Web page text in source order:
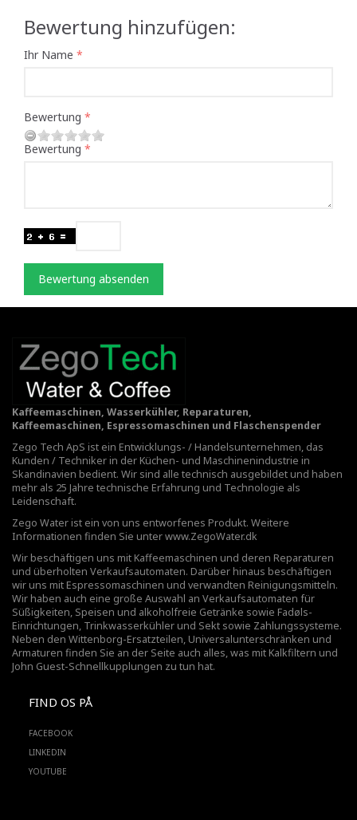
Bewertung hinzufügen:
Ihr Name
Bewertung
Bewertung
Bewertung absenden
Kaffeemaschinen, Wasserkühler, Reparaturen,
Kaffeemaschinen, Espressomaschinen und Flaschenspender
Zego Tech ApS ist ein Entwicklungs- / Handelsunternehmen, das
Kunden / Techniker in der Küchen- und Maschinenindustrie in
Skandinavien bedient. Wir sind alle technisch ausgebildet und haben
mehr als 25 Jahre technische Erfahrung und Technologie als
Leidenschaft.
Zego Water ist ein von uns entworfenes Produkt. Weitere
Informationen finden Sie unterwww.ZegoWater.dk
Wir beschäftigen uns mit Kaffeemaschinen und deren Reparaturen
und überholten Verkaufsautomaten. Darüber hinaus beschäftigen
wir uns mit Espressomaschinen und verwandten Reinigungsmitteln.
Wir haben auch eine große Auswahl an Verkaufsautomaten für
Süßigkeiten, Speisen und alkoholfreie Getränke sowie Fadøls-
Einrichtungen, Trinkwasserkühler und Sekt sowie Zahlungssysteme.
Neben den Wittenborg-Ersatzteilen, Universalunterschränken und
Armaturen finden Sie an der Seite auch alles, was mit Kalkfiltern und
John Guest-Schnellkupplungen zu tun hat.
FIND OS PÅ
FACEBOOK
LINKEDIN
YOUTUBE